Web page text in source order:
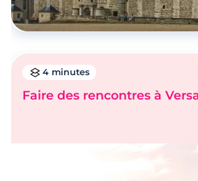
4 minutes
Faire des rencontres à